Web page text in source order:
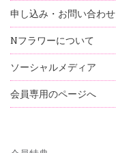
申し込み・お問い合わせ
Nフラワーについて
ソーシャルメディア
会員専用のページへ